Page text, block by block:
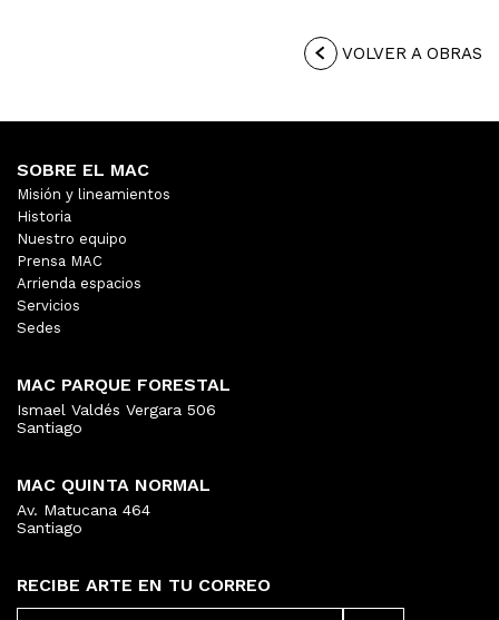
VOLVER A OBRAS
RECIBE ARTE EN TU CORREO
SOBRE EL MAC
Misión y lineamientos
Historia
Nuestro equipo
Prensa MAC
Arrienda espacios
Servicios
Sedes
MAC PARQUE FORESTAL
Ismael Valdés Vergara 506
Santiago
MAC QUINTA NORMAL
Av. Matucana 464
Santiago